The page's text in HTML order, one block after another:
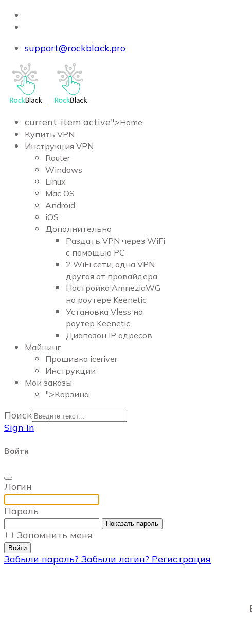
support@rockblack.pro
current-item active">Home
Купить VPN
Инструкция VPN
Router
Windows
Linux
Mac OS
Android
iOS
Дополнительно
Раздать VPN через WiFi
c помощью PC
2 WiFi сети, одна VPN
другая от провайдера
Настройка AmneziaWG
на роутере Keenetic
Установка Vless на
роутер Keenetic
Диапазон IP адресов
Майнинг
Прошивка iceriver
Инструкции
Мои заказы
">Корзина
Поиск
Sign In
Войти
Логин
Пароль
Показать пароль
Запомнить меня
Войти
Забыли пароль? Забыли логин? Регистрация